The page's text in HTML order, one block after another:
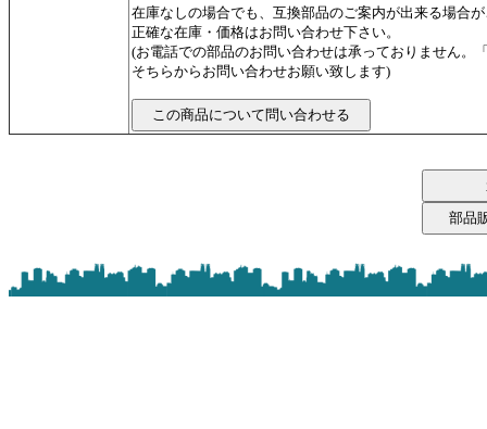
在庫なしの場合でも、互換部品のご案内が出来る場合
正確な在庫・価格はお問い合わせ下さい。
(お電話での部品のお問い合わせは承っておりません。
そちらからお問い合わせお願い致します)